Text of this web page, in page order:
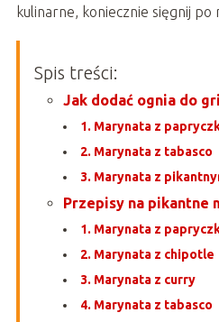
kulinarne, koniecznie sięgnij po
Spis treści:
Jak dodać ognia do
1. Marynata z
2. Marynata z tabasco
3. Marynata z
Przepisy na pikantne
1. Marynata z
2. Marynata z chipotle
3. Marynata z curry
4. Marynata z tabasco